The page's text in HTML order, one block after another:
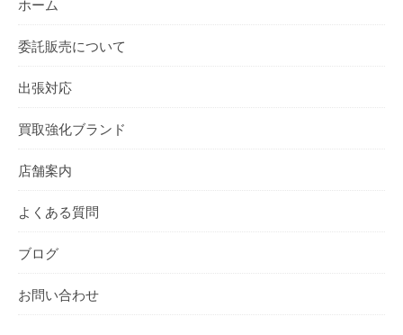
委託販売について
出張対応
買取強化ブランド
店舗案内
よくある質問
ブログ
お問い合わせ